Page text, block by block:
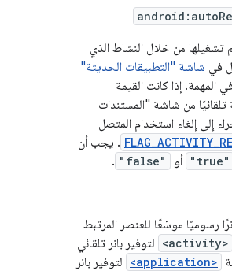
تشغيلها من خلال النشاط الذي
في شاشة "التطبيقات الحديثة"
المهمة. إذا كانت القيمة
تلقائيًا من شاشة "المستندات
إلى إلغاء استخدام المتصل
. يجب أن
"true" أو "false"
.
رسوميًا موسّعًا للعنصر المرتبط
<activity> لتوفير بانر تلقائي
<application> لتوفير بانر